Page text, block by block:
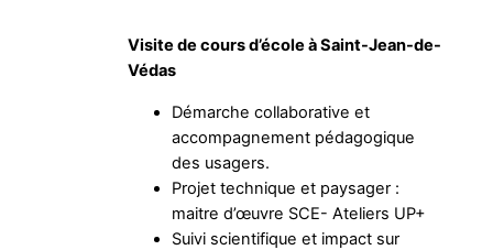
Visite de cours d’école à Saint-Jean-de-
Védas
Démarche collaborative et
accompagnement pédagogique
des usagers.
Projet technique et paysager :
maitre d’œuvre SCE- Ateliers UP+
Suivi scientifique et impact sur